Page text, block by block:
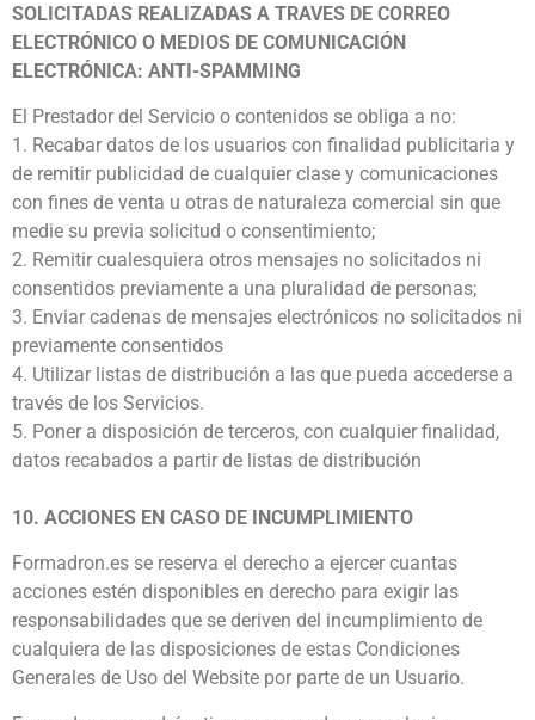
SOLICITADAS REALIZADAS A TRAVES DE CORREO
ELECTRÓNICO O MEDIOS DE COMUNICACIÓN
ELECTRÓNICA: ANTI-SPAMMING
El Prestador del Servicio o contenidos se obliga a no:
1. Recabar datos de los usuarios con finalidad publicitaria y
de remitir publicidad de cualquier clase y comunicaciones
con fines de venta u otras de naturaleza comercial sin que
medie su previa solicitud o consentimiento;
2. Remitir cualesquiera otros mensajes no solicitados ni
consentidos previamente a una pluralidad de personas;
3. Enviar cadenas de mensajes electrónicos no solicitados ni
previamente consentidos
4. Utilizar listas de distribución a las que pueda accederse a
través de los Servicios.
5. Poner a disposición de terceros, con cualquier finalidad,
datos recabados a partir de listas de distribución
10. ACCIONES EN CASO DE INCUMPLIMIENTO
Formadron.es se reserva el derecho a ejercer cuantas
acciones estén disponibles en derecho para exigir las
responsabilidades que se deriven del incumplimiento de
cualquiera de las disposiciones de estas Condiciones
Generales de Uso del Website por parte de un Usuario.